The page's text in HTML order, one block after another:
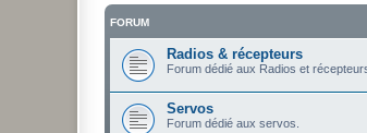
FORUM
Radios & récepteurs
Forum dédié aux Radios et
Servos
Forum dédié aux servos.